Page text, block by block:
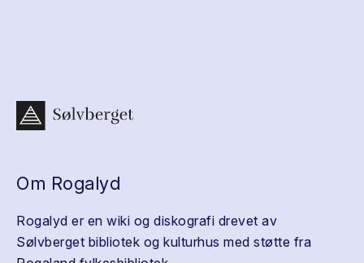
Om Rogalyd
Rogalyd er en wiki og diskografi drevet av
Sølvberget bibliotek og kulturhus med støtte fra